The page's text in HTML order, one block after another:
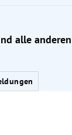
passen
alle